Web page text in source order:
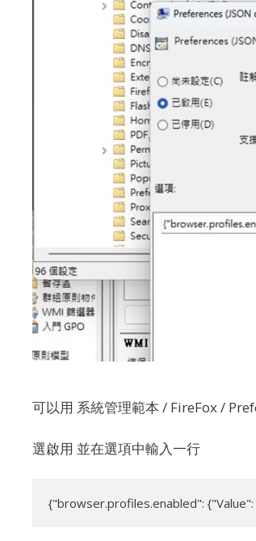
可以用 系統管理範本 / FireFox /
選啟用 並在選項中輸入一行
{"browser.profiles.enabled":